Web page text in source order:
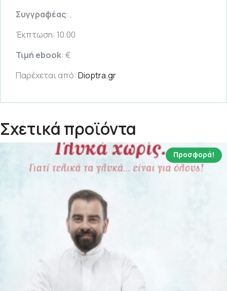
Συγγραφέας: ,
Έκπτωση: 10.00
Τιμή ebook: €
Παρέχεται από: Dioptra.gr
Σχετικά προϊόντα
Προσφορά!